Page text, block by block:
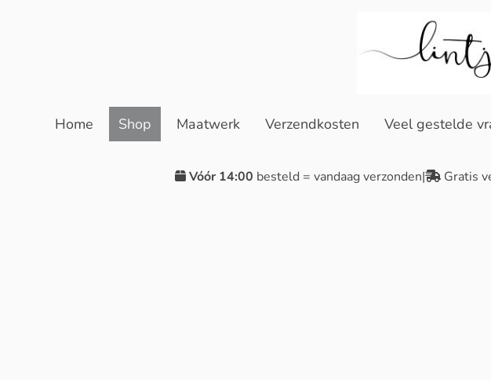
Home Shop Maatwerk Verzendkosten Veel gestelde
Vóór 14:00 besteld = vandaag verzonden| Gratis